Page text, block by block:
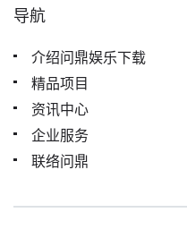
导航
介绍问鼎娱乐下载
精品项目
资讯中心
企业服务
联络问鼎